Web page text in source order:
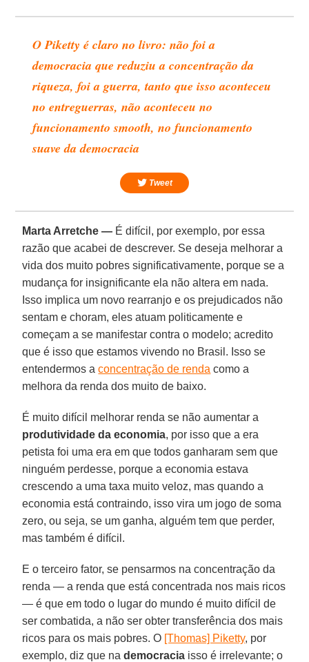
O Piketty é claro no livro: não foi a
democracia que reduziu a concentração da
riqueza, foi a guerra, tanto que isso aconteceu
no entreguerras, não aconteceu no
funcionamento smooth, no funcionamento
suave da democracia
Tweet
Marta Arretche — É difícil, por exemplo, por essa
razão que acabei de descrever. Se deseja melhorar a
vida dos muito pobres significativamente, porque se a
mudança for insignificante ela não altera em nada.
Isso implica um novo rearranjo e os prejudicados não
sentam e choram, eles atuam politicamente e
começam a se manifestar contra o modelo; acredito
que é isso que estamos vivendo no Brasil. Isso se
entendermos aconcentração de renda como a
melhora da renda dos muito de baixo.
É muito difícil melhorar renda se não aumentar a
produtividade da economia, por isso que a era
petista foi uma era em que todos ganharam sem que
ninguém perdesse, porque a economia estava
crescendo a uma taxa muito veloz, mas quando a
economia está contraindo, isso vira um jogo de soma
zero, ou seja, se um ganha, alguém tem que perder,
mas também é difícil.
E o terceiro fator, se pensarmos na concentração da
renda — a renda que está concentrada nos mais ricos
— é que em todo o lugar do mundo é muito difícil de
ser combatida, a não ser obter transferência dos mais
ricos para os mais pobres. O [Thomas] Piketty, por
exemplo, diz que nademocracia isso é irrelevante; o